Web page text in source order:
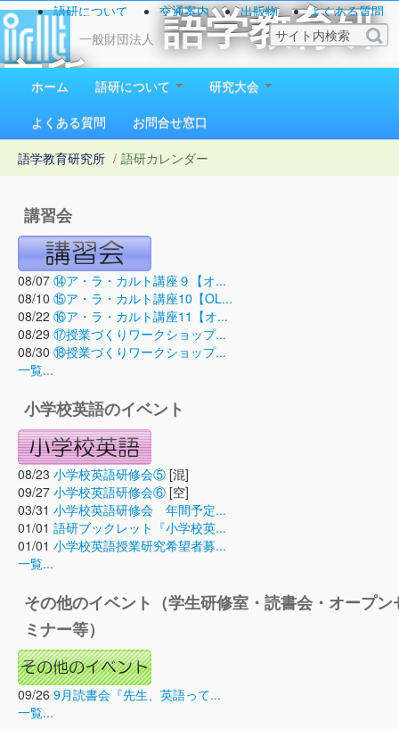
一般財団法人
語学教育研
究所
1923（大正12）年創立
語研について 交通案内 出版物
よくある質問
お問い合わせ
ホーム 語研について
研究大会
よくある質問
お問合せ窓口
語学教育研究所 / 語研カレンダー
講習会
08/07 ⑭ア・ラ・カルト講座９【オ...
08/10 ⑮ア・ラ・カルト講座10【OL...
08/22 ⑯ア・ラ・カルト講座11【オ...
08/29 ⑰授業づくりワークショップ...
08/30 ⑱授業づくりワークショップ...
一覧...
小学校英語のイベント
08/23 小学校英語研修会⑤ [混]
09/27 小学校英語研修会⑥ [空]
03/31 小学校英語研修会 年間予定...
01/01 語研ブックレット『小学校英...
01/01 小学校英語授業研究希望者募...
一覧...
その他のイベント（学生研修室・読書会・オープン
ミナー等）
09/26 9月読書会『先生、英語って...
一覧...